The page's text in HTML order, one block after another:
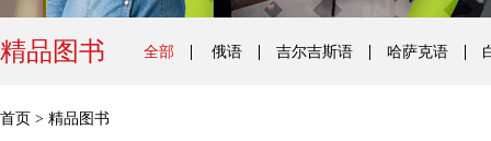
精品图书 全部 俄语 吉尔吉斯语 哈萨克语
首页 > 精品图书